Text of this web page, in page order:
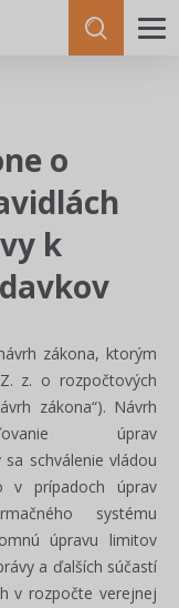
o
k
zákona, ktorým
z. o rozpočtových
zákona“). Návrh
úprav
schválenie vládou
v prípadoch úprav
systému
úpravu limitov
a ďalších súčastí
v rozpočte verejnej